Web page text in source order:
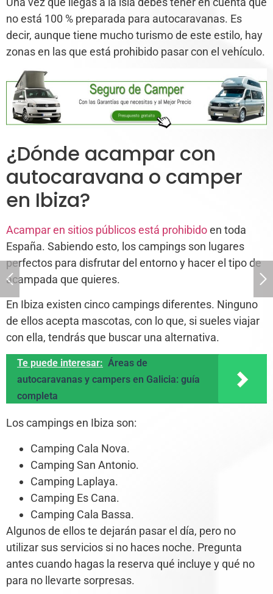
no está 100 % preparada para autocaravanas. Es
decir, aunque tiene mucho turismo de este estilo, hay
zonas en las que está prohibido pasar con el vehículo.
¿Dónde acampar con
autocaravana o camper
en Ibiza?
Acampar en sitios públicos está prohibidoen toda
España. Sabiendo esto, los campings son lugares
perfectos para disfrutar del entorno y hacer el tipo de
acampada que quieres.
En Ibiza existen cinco campings diferentes. Ninguno
de ellos acepta mascotas, con lo que, si sueles viajar
con ella, tendrás que buscar una alternativa.
Te puede interesar: Áreas de
autocaravanas y campers en Galicia: guía
completa
Los campings en Ibiza son:
Camping Cala Nova.
Camping San Antonio.
Camping Laplaya.
Camping Es Cana.
Camping Cala Bassa.
Algunos de ellos te dejarán pasar el día, pero no
utilizar sus servicios si no haces noche. Pregunta
antes cuando hagas la reserva qué incluye y qué no
para no llevarte sorpresas.